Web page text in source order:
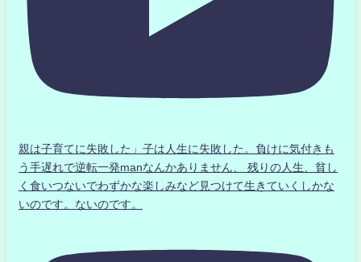
親は子育てに失敗した」子は人生に失敗した。負けに気付きも
う手遅れで逆転一発manなんかありません、 残りの人生、貧し
く食いつないでわずかな楽しみなど見つけて生きていくしかな
いのです。ないのです。